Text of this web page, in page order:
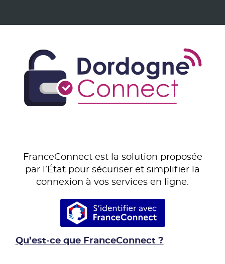
FranceConnect est la solution proposée
par l’État pour sécuriser et simplifier la
connexion à vos services en ligne.
S’identifier avec
Qu’est-ce que FranceConnect ?